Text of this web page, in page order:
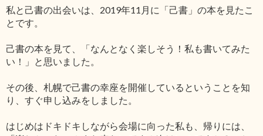
私と己書の出会いは、2019年11月に「己書」の本を見たこ
とです。
己書の本を見て、「なんとなく楽しそう！私も書いてみた
い！」と思いました。
その後、札幌で己書の幸座を開催しているということを知
り、すぐ申し込みをしました。
はじめはドキドキしながら会場に向った私も、帰りには、